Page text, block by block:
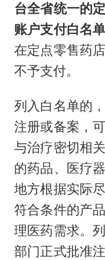
台全省统一的
账户支付白名单
在定点零售药
不予支付。
列入白名单的
注册或备案，
与治疗密切相
的药品、医疗
地方根据实际
符合条件的产
理医药需求。
部门正式批准